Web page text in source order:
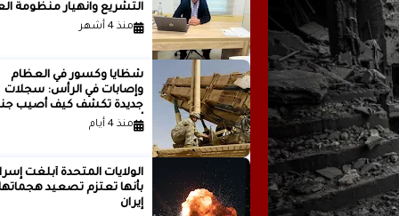
التشريع وانهيار منظومة
الدولية...بقلم الدكتور وسيم
منذ 4 أشهر
شظايا وكسور في العظام
وإصابات في الرأس: سجلات
جديدة تكشف كيف أصيب
أمريكيون في الحرب الإيرانية
منذ 4 أيام
الولايات المتحدة أبلغت
بأنها تعتزم تصعيد
إيران